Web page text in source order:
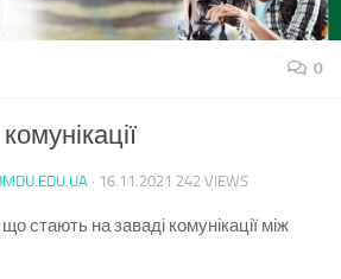
0
· 16.11.2021 242 VIEWS
стають на заваді комунікації між